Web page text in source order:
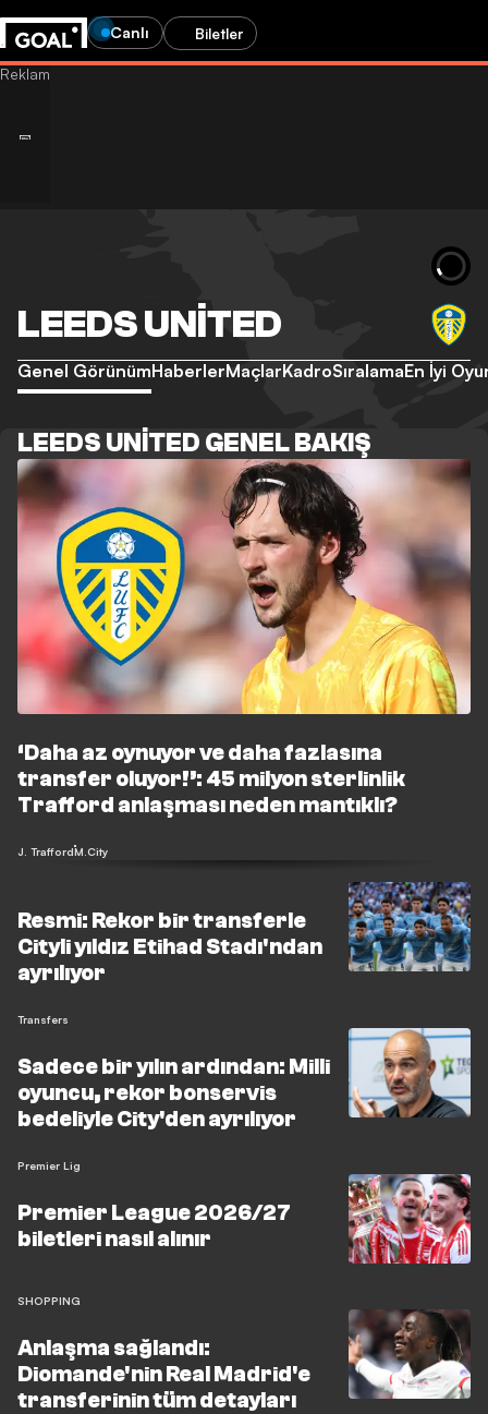
Canlı Biletler
LEEDS UNITED
Genel GörünümHaberlerMaçlarKadroSıralamaEn İyi
LEEDS UNITED GENEL BAKIŞ
‘Daha az oynuyor ve daha fazlasına
transfer oluyor!’: 45 milyon sterlinlik
Trafford anlaşması neden mantıklı?
J. TraffordM.City
Resmi: Rekor bir transferle
Cityli yıldız Etihad Stadı'ndan
ayrılıyor
Transfers
Sadece bir yılın ardından: Milli
oyuncu, rekor bonservis
bedeliyle City'den ayrılıyor
Premier Lig
Premier League 2026/27
biletleri nasıl alınır
SHOPPING
Anlaşma sağlandı:
Diomande'nin Real Madrid'e
transferinin tüm detayları